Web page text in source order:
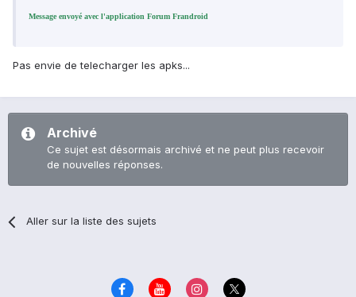
Message envoyé avec l'application Forum Frandroid
Pas envie de telecharger les apks...
Archivé
Ce sujet est désormais archivé et ne peut plus recevoir
de nouvelles réponses.
Aller sur la liste des sujets